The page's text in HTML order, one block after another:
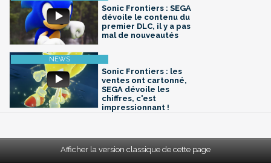
Sonic Frontiers : SEGA
dévoile le contenu du
premier DLC, il y a pas
mal de nouveautés
Sonic Frontiers : les
ventes ont cartonné,
SEGA dévoile les
chiffres, c'est
impressionnant !
Afficher la version classique de cette page